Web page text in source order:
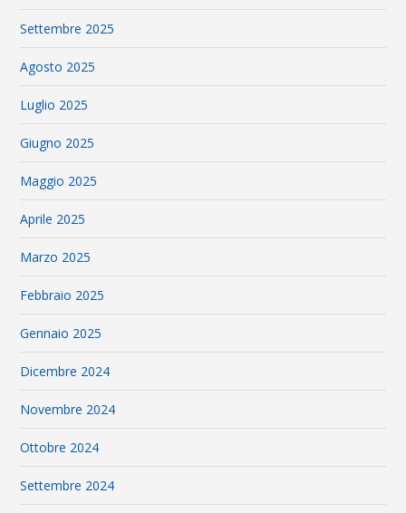
Settembre 2025
Agosto 2025
Luglio 2025
Giugno 2025
Maggio 2025
Aprile 2025
Marzo 2025
Febbraio 2025
Gennaio 2025
Dicembre 2024
Novembre 2024
Ottobre 2024
Settembre 2024